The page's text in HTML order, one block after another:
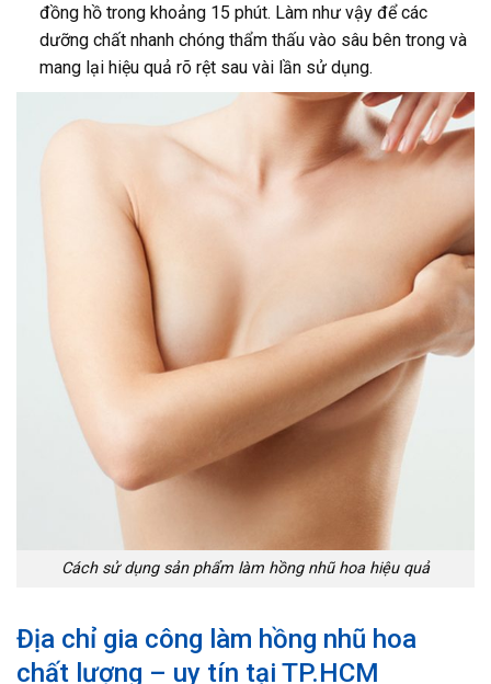
đồng hồ trong khoảng 15 phút. Làm như vậy để các
dưỡng chất nhanh chóng thẩm thấu vào sâu bên trong và
mang lại hiệu quả rõ rệt sau vài lần sử dụng.
Cách sử dụng sản phẩm làm hồng nhũ hoa hiệu quả
Địa chỉ gia công làm hồng nhũ hoa
chất lượng – uy tín tại TP.HCM